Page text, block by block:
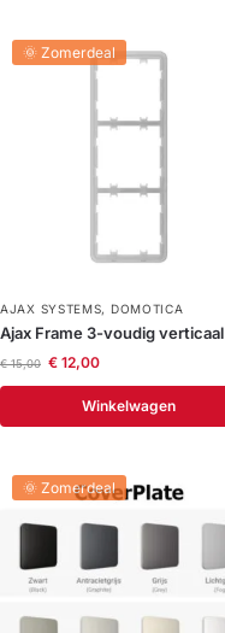
🌞 Zomerdeal
AJAX SYSTEMS, DOMOTICA
Ajax Frame 3-voudig verticaal
€15,00 €12,00
Winkelwagen
🌞 Zomerdeal